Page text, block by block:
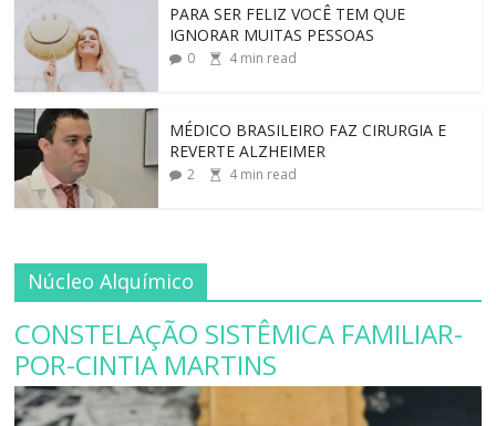
PARA SER FELIZ VOCÊ TEM QUE
IGNORAR MUITAS PESSOAS
0 4min read
MÉDICO BRASILEIRO FAZ CIRURGIA E
REVERTE ALZHEIMER
2 4min read
Núcleo Alquímico
CONSTELAÇÃO SISTÊMICA FAMILIAR-
POR-CINTIA MARTINS